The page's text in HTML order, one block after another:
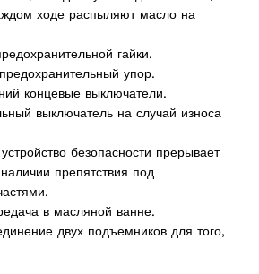
ходе распыляют масло на
гайки.
упор.
концевые выключатели.
выключатель на случай износа
безопасности прерывает
препятствия под
в масляной ванне.
двух подъемников для того,